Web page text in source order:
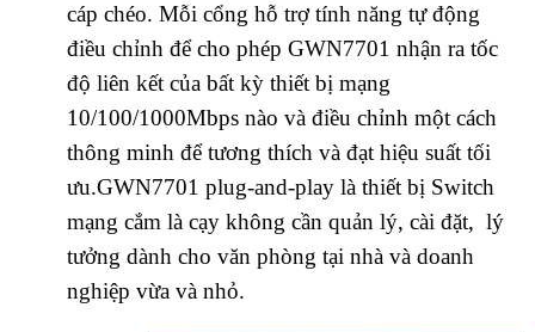
cáp chéo. Mỗi cổng hỗ trợ tính năng tự động
điều chỉnh để cho phép GWN7701 nhận ra tốc
độ liên kết của bất kỳ thiết bị mạng
10/100/1000Mbps nào và điều chỉnh một cách
thông minh để tương thích và đạt hiệu suất tối
ưu.GWN7701 plug-and-play là thiết bị Switch
mạng cắm là cạy không cần quản lý, cài đặt, lý
tưởng dành cho văn phòng tại nhà và doanh
nghiệp vừa và nhỏ.